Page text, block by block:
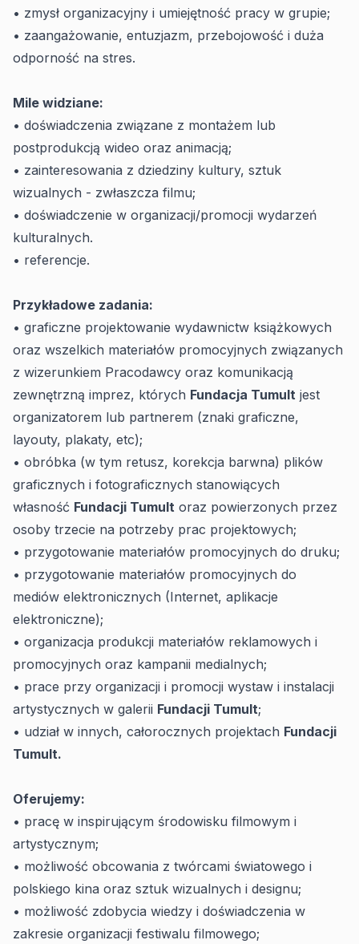
• zmysł organizacyjny i umiejętność pracy w grupie;
• zaangażowanie, entuzjazm, przebojowość i duża
odporność na stres.
Mile widziane:
• doświadczenia związane z montażem lub
postprodukcją wideo oraz animacją;
• zainteresowania z dziedziny kultury, sztuk
wizualnych - zwłaszcza filmu;
• doświadczenie w organizacji/promocji wydarzeń
kulturalnych.
• referencje.
Przykładowe zadania:
• graficzne projektowanie wydawnictw książkowych
oraz wszelkich materiałów promocyjnych związanych
z wizerunkiem Pracodawcy oraz komunikacją
zewnętrzną imprez, których Fundacja Tumult jest
organizatorem lub partnerem (znaki graficzne,
layouty, plakaty, etc);
• obróbka (w tym retusz, korekcja barwna) plików
graficznych i fotograficznych stanowiących
własność Fundacji Tumult oraz powierzonych przez
osoby trzecie na potrzeby prac projektowych;
• przygotowanie materiałów promocyjnych do druku;
• przygotowanie materiałów promocyjnych do
mediów elektronicznych (Internet, aplikacje
elektroniczne);
• organizacja produkcji materiałów reklamowych i
promocyjnych oraz kampanii medialnych;
• prace przy organizacji i promocji wystaw i instalacji
artystycznych w galerii Fundacji Tumult;
• udział w innych, całorocznych projektach Fundacji
Tumult.
Oferujemy:
• pracę w inspirującym środowisku filmowym i
artystycznym;
• możliwość obcowania z twórcami światowego i
polskiego kina oraz sztuk wizualnych i designu;
• możliwość zdobycia wiedzy i doświadczenia w
zakresie organizacji festiwalu filmowego;